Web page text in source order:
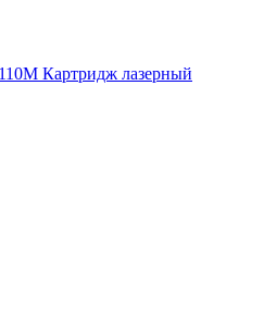
Картридж лазерный